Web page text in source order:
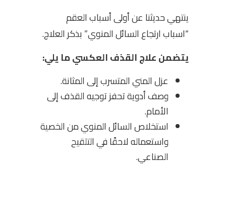
ينتهي حديثنا عن أولى أسباب العقم
“اسباب ارتجاع السائل المنوي” بذكر العلاج.
يتضمن علاج القذف العكسي ما يلي:
عزل المني المتسرب إلى المثانة.
وصف أدوية تحفز توجيه القذف إلى
الأمام.
استخلاص السائل المنوي من الخصية
واستعماله لاحقًا في التلقيح
الصناعي.